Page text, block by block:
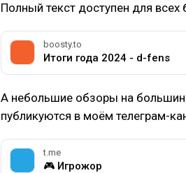
Полный текст доступен для всех
boosty.to
Итоги года 2024 - d-fens
А небольшие обзоры на
публикуются в моём телеграм-
t.me
🎮 Игрожор